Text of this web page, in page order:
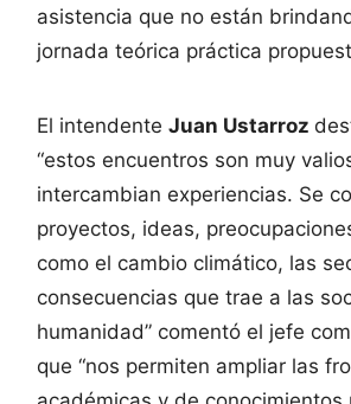
asistencia que no están
jornada teórica práctica
El intendente Juan Ustarroz
“estos encuentros son muy
intercambian experiencias. Se
proyectos, ideas,
como el cambio climático, las
consecuencias que trae a las
humanidad” comentó el jefe
que “nos permiten ampliar las